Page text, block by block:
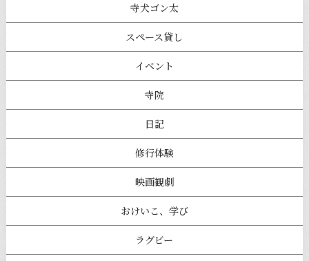
寺犬ゴン太
スペース貸し
イベント
寺院
日記
修行体験
映画観劇
おけいこ、学び
ラグビー